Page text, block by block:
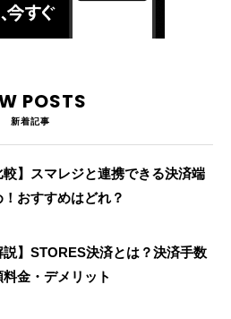
POSTS
新着記事
較】スマレジと連携できる決済端
おすすめはどれ？
説】STORES決済とは？決済手数
金・デメリット